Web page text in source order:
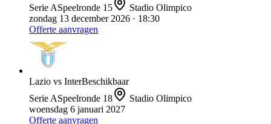
Serie ASpeelronde 15
Stadio Olimpico
zondag 13 december 2026 · 18:30
Offerte aanvragen
Lazio vs InterBeschikbaar
Serie ASpeelronde 18
Stadio Olimpico
woensdag 6 januari 2027
Offerte aanvragen